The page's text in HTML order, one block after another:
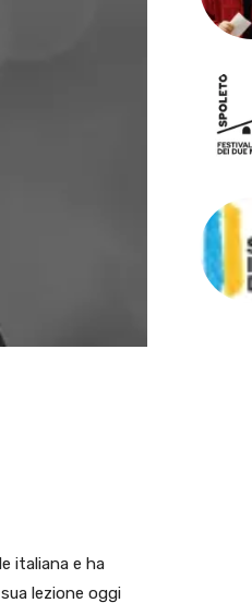
italiana e ha
lezione oggi